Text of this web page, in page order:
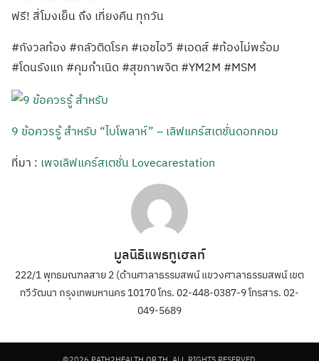
ฟรี! สี่โมงเย็น ถึง เที่ยงคืน ทุกวัน
#กังวลท้อง #กลัวติดโรค #เอชไอวี #เอดส์ #ท้องไม่พร้อม
#โดนรังแก #คุมกำเนิด #สุขภาพจิต #YM2M #MSM
9 ข้อควรรู้ สำหรับ “ไบโพลาห์” – เลิฟแคร์สเตชั่นดอทคอม
ที่มา : เพจเลิฟแคร์สเตชั่น Lovecarestation
มูลนิธิแพธทูเฮลท์
222/1 พุทธมณฑลสาย 2 (ด้านศาลาธรรมสพน์ แขวงศาลาธรรมสพน์ เขต
ทวีวัฒนา กรุงเทพมหานคร 10170 โทร. 02-448-0387-9 โทรสาร. 02-
049-5689